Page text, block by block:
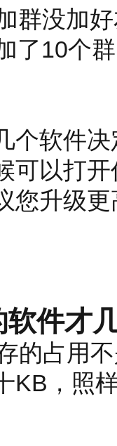
群没加
了10个
个软件
可以打
您升级
件才
的占用
KB，照